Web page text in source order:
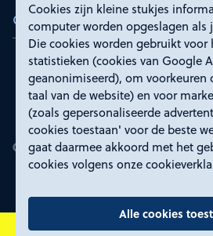
Cookies zijn kleine stukjes
computer worden opgeslagen als
Die cookies worden gebruikt voor
statistieken (cookies van Google
geanonimiseerd), om voorkeuren
taal van de website) en voor
(zoals gepersonaliseerde
cookies toestaan' voor de beste
gaat daarmee akkoord met het
cookies volgens onze
Alle cookies
Certificeringen